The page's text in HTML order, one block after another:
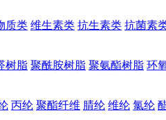
质类 维生素类 抗生素类 抗菌素
树脂 聚酰胺树脂 聚氨酯树脂 环
丙纶 聚酯纤维 腈纶 维纶 氯纶